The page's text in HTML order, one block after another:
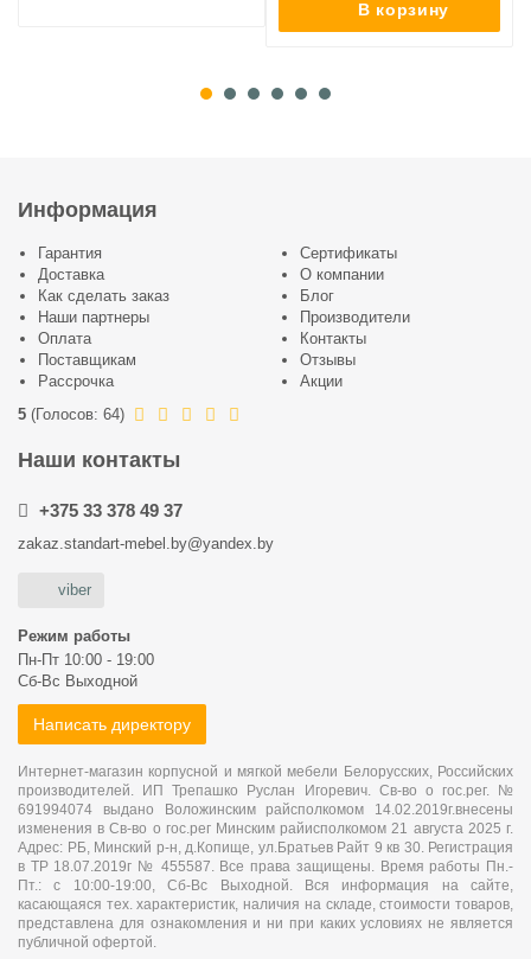
В корзину
Информация
Гарантия
Доставка
Как сделать заказ
Наши партнеры
Оплата
Поставщикам
Рассрочка
Сертификаты
О компании
Блог
Производители
Контакты
Отзывы
Акции
5 (Голосов: 64)
Наши контакты
+375 33 378 49 37
zakaz.standart-mebel.by@yandex.by
viber
Режим работы
Пн-Пт 10:00 - 19:00
Сб-Вс Выходной
Написать директору
Интернет-магазин корпусной и мягкой мебели Белорусских, Российских
производителей. ИП Трепашко Руслан Игоревич. Св-во о гос.рег. №
691994074 выдано Воложинским райсполкомом 14.02.2019г.внесены
изменения в Св-во о гос.рег Минским райисполкомом 21 августа 2025 г.
Адрес: РБ, Минский р-н, д.Копище, ул.Братьев Райт 9 кв 30. Регистрация
в ТР 18.07.2019г № 455587. Все права защищены. Время работы Пн.-
Пт.: с 10:00-19:00, Сб-Вс Выходной. Вся информация на сайте,
касающаяся тех. характеристик, наличия на складе, стоимости товаров,
представлена для ознакомления и ни при каких условиях не является
публичной офертой.